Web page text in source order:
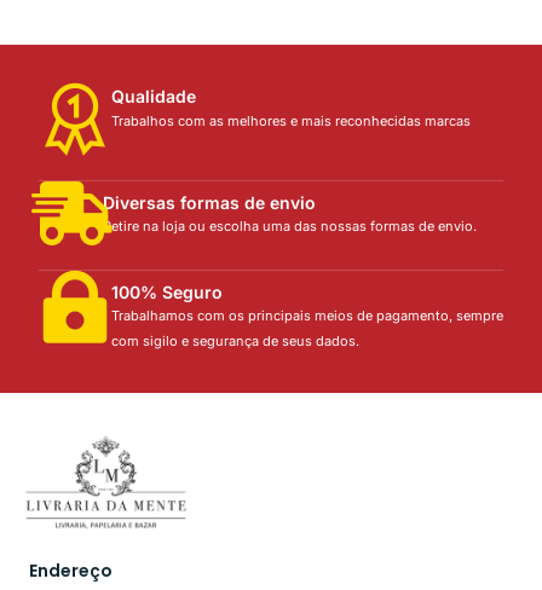
Qualidade
Trabalhos com as melhores e mais reconhecidas marcas
Diversas formas de envio
Retire na loja ou escolha uma das nossas formas de envio.
100% Seguro
Trabalhamos com os principais meios de pagamento, sempre
com sigilo e segurança de seus dados.
Endereço